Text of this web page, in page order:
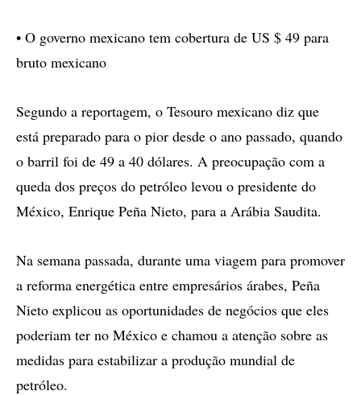
• O governo mexicano tem cobertura de US $ 49 para
bruto mexicano
Segundo a reportagem, o Tesouro mexicano diz que
está preparado para o pior desde o ano passado, quando
o barril foi de 49 a 40 dólares. A preocupação com a
queda dos preços do petróleo levou o presidente do
México, Enrique Peña Nieto, para a Arábia Saudita.
Na semana passada, durante uma viagem para promover
a reforma energética entre empresários árabes, Peña
Nieto explicou as oportunidades de negócios que eles
poderiam ter no México e chamou a atenção sobre as
medidas para estabilizar a produção mundial de
petróleo.